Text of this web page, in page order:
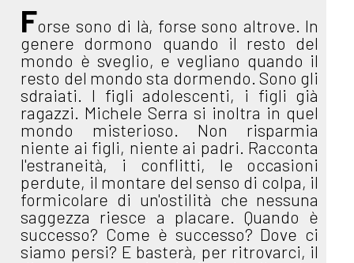
Forse sono di là, forse sono altrove. In
genere dormono quando il resto del
mondo è sveglio, e vegliano quando il
resto del mondo sta dormendo. Sono gli
sdraiati. I figli adolescenti, i figli già
ragazzi. Michele Serra si inoltra in quel
mondo misterioso. Non risparmia
niente ai figli, niente ai padri. Racconta
l'estraneità, i conflitti, le occasioni
perdute, il montare del senso di colpa, il
formicolare di un'ostilità che nessuna
saggezza riesce a placare. Quando è
successo? Come è successo? Dove ci
siamo persi? E basterà, per ritrovarci, il